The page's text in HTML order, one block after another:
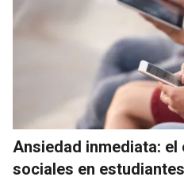
Ansiedad inmediata:
sociales en estudiantes